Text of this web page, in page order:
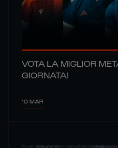
VOTA LA MIGLIOR
GIORNATA!
10 MAR